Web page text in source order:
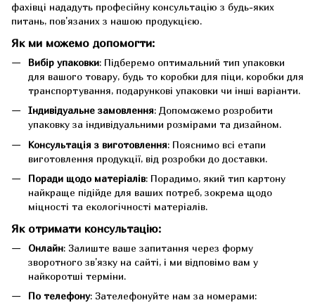
фахівці нададуть професійну консультацію з будь-яких
питань, пов'язаних з нашою продукцією.
Як ми можемо допомогти:
Вибір упаковки: Підберемо оптимальний тип упаковки
для вашого товару, будь то коробки для піци, коробки для
транспортування, подарункові упаковки чи інші варіанти.
Індивідуальне замовлення: Допоможемо розробити
упаковку за індивідуальними розмірами та дизайном.
Консультація з виготовлення: Пояснимо всі етапи
виготовлення продукції, від розробки до доставки.
Поради щодо матеріалів: Порадимо, який тип картону
найкраще підійде для ваших потреб, зокрема щодо
міцності та екологічності матеріалів.
Як отримати консультацію:
Онлайн: Залиште ваше запитання через форму
зворотного зв'язку на сайті, і ми відповімо вам у
найкоротші терміни.
По телефону: Зателефонуйте нам за номерами: